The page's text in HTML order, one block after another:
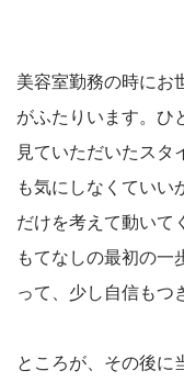
美容室勤務の時にお
がふたりいます。ひ
見ていただいたスタ
も気にしなくていい
だけを考えて動いて
もてなしの最初の一
って、少し自信もつ
ところが、その後に